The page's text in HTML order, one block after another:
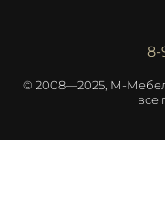
8-
© 2008—2025, М-
все